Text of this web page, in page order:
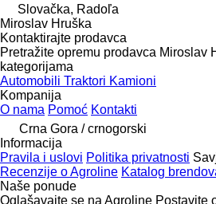
Slovačka, Radoľa
Miroslav Hruška
Kontaktirajte prodavca
Pretražite opremu prodavca Miroslav
kategorijama
Automobili Traktori Kamioni
Kompanija
O nama Pomoć Kontakti
Crna Gora / crnogorski
Informacija
Pravila i uslovi Politika privatnosti
Recenzije o Agroline Katalog
Naše ponude
Oglašavajte se na Agroline Postavite